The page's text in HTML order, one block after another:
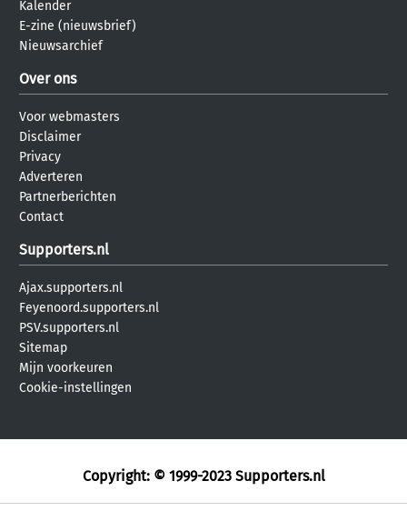
Kalender
E-zine (nieuwsbrief)
Nieuwsarchief
Over ons
Voor webmasters
Disclaimer
Privacy
Adverteren
Partnerberichten
Contact
Supporters.nl
Ajax.supporters.nl
Feyenoord.supporters.nl
PSV.supporters.nl
Sitemap
Mijn voorkeuren
Cookie-instellingen
Copyright: © 1999-2023 Supporters.nl